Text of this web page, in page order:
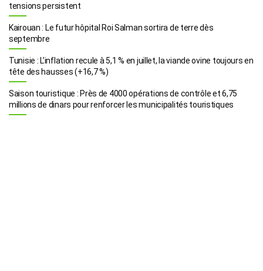
tensions persistent
Kairouan : Le futur hôpital Roi Salman sortira de terre dès
septembre
Tunisie : L’inflation recule à 5,1 % en juillet, la viande ovine toujours en
tête des hausses (+16,7 %)
Saison touristique : Près de 4000 opérations de contrôle et 6,75
millions de dinars pour renforcer les municipalités touristiques